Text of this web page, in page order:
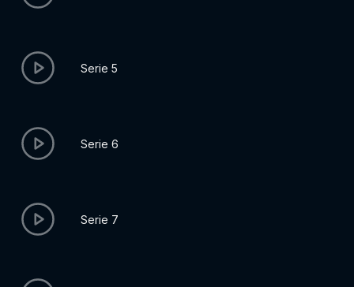
Serie 5
Serie 6
Serie 7